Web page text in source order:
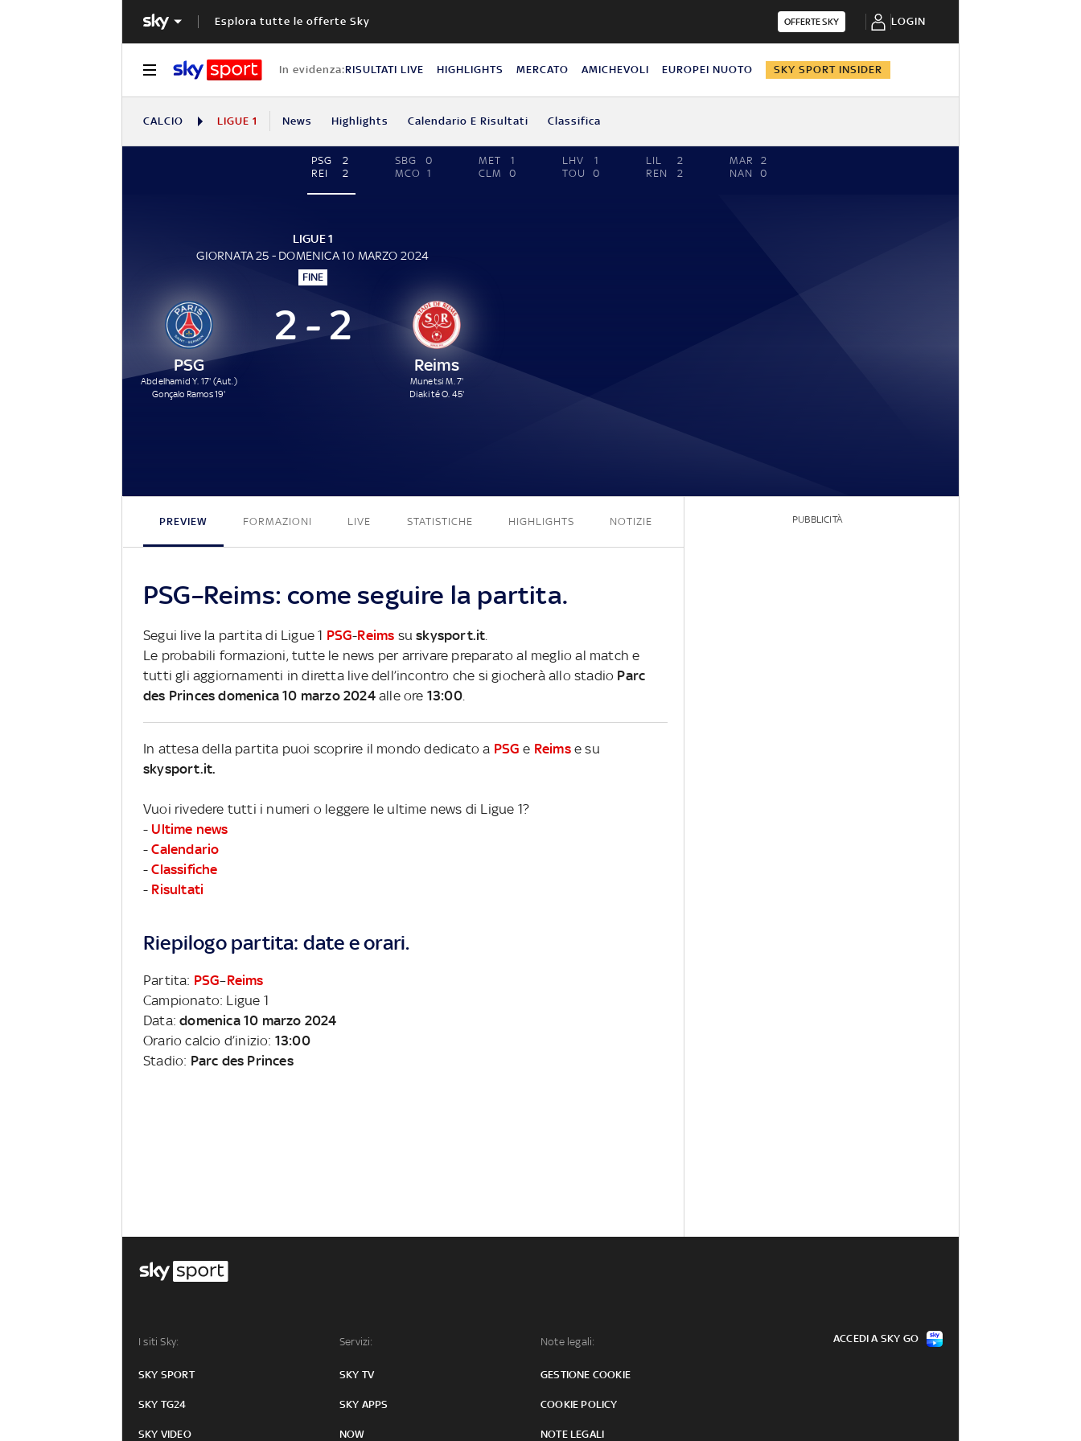
Esplora tutte le offerte Sky OFFERTE SKY LOGIN
In evidenza:RISULTATI LIVE HIGHLIGHTS MERCATO AMICHEVOLI EUROPEI NUOTO SKY SPORT INSIDER
CALCIO LIGUE 1 News Highlights Calendario E Risultati Classifica
PSG
2
REI
2
SBG
0
MCO
1
MET
1
CLM
0
LHV
1
TOU
0
LIL
2
REN
2
MAR
2
NAN
0
LIGUE 1
GIORNATA 25 - DOMENICA 10 MARZO 2024
FINE
PSG
Abdelhamid Y. 17' (Aut.)
Gonçalo Ramos 19'
2 - 2
Reims
Munetsi M. 7'
Diakité O. 45'
PREVIEW FORMAZIONI LIVE STATISTICHE HIGHLIGHTS NOTIZIE
PSG–Reims: come seguire la partita.
Segui live la partita di Ligue 1 PSG-Reims suskysport.it
Le probabili formazioni, tutte le news per arrivare preparato al meglio al match e
tutti gli aggiornamenti in diretta live dell’incontro che si giocherà allo stadio Parc
des Princes domenica 10 marzo 2024alle ore 13:00.
In attesa della partita puoi scoprire il mondo dedicato a PSG e Reimse su
skysport.it.
Vuoi rivedere tutti i numeri o leggere le ultime news di Ligue 1?
- Ultime news
-Calendario
-Classifiche
- Risultati
Riepilogo partita: date e orari.
Partita: PSG–Reims
Campionato: Ligue 1
Data:domenica 10 marzo 2024
Orario calcio d’inizio: 13:00
Stadio: Parc des Princes
PUBBLICITÀ
I siti Sky:
SKY SPORT
SKY TG24
SKY VIDEO
Servizi:
SKY TV
SKY APPS
NOW
Note legali:
GESTIONE COOKIE
COOKIE POLICY
NOTE LEGALI
ACCEDI A SKY GO